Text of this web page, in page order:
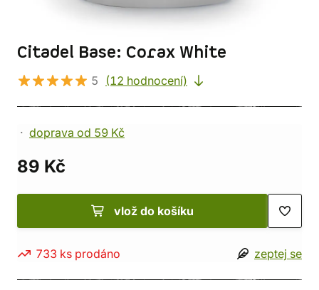
Citadel Base: Corax White
5 (12 hodnocení)
doprava od 59 Kč
89 Kč
vlož do košíku
733 ks prodáno zeptej se